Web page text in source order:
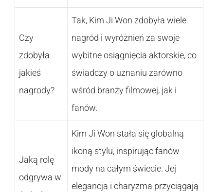
Czy
zdobyła
jakieś
nagrody?
Tak, Kim Ji Won zdobyła wiele
nagród i wyróżnień za swoje
wybitne osiągnięcia aktorskie, co
świadczy o uznaniu zarówno
wśród branży filmowej, jak i
fanów.
Jaką rolę
odgrywa w
Kim Ji Won stała się globalną
ikoną stylu, inspirując fanów
mody na całym świecie. Jej
elegancja i charyzma przyciągają